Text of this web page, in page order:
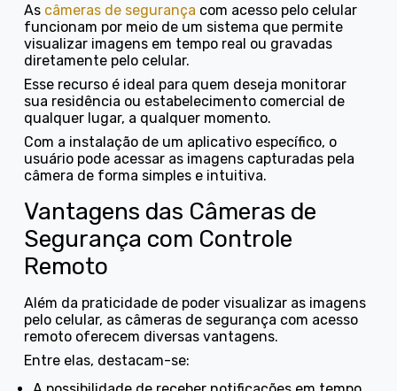
As câmeras de segurança com acesso pelo celular
funcionam por meio de um sistema que permite
visualizar imagens em tempo real ou gravadas
diretamente pelo celular.
Esse recurso é ideal para quem deseja monitorar
sua residência ou estabelecimento comercial de
qualquer lugar, a qualquer momento.
Com a instalação de um aplicativo específico, o
usuário pode acessar as imagens capturadas pela
câmera de forma simples e intuitiva.
Vantagens das Câmeras de
Segurança com Controle
Remoto
Além da praticidade de poder visualizar as imagens
pelo celular, as câmeras de segurança com acesso
remoto oferecem diversas vantagens.
Entre elas, destacam-se: